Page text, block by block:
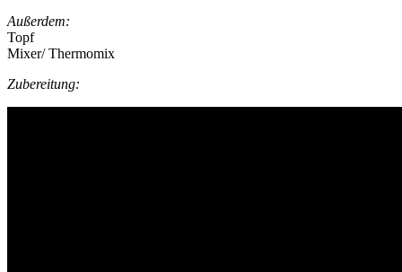
Außerdem:
Topf
Mixer/ Thermomix
Zubereitung: